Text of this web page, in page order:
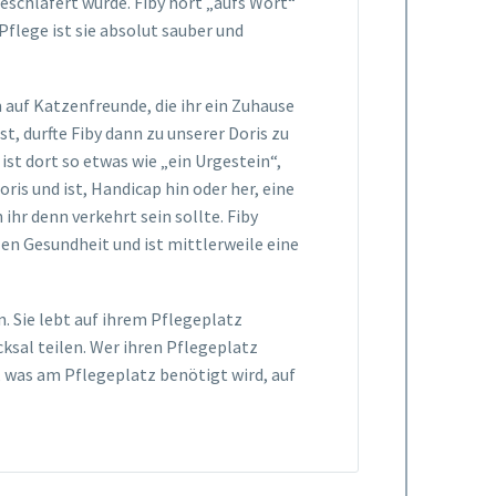
ist sie absolut sauber und
Katzenfreunde, die ihr ein Zuhause
durfte Fiby dann zu unserer Doris zu
dort so etwas wie „ein Urgestein“,
und ist, Handicap hin oder her, eine
ihr denn verkehrt sein sollte. Fiby
Gesundheit und ist mittlerweile eine
Sie lebt auf ihrem Pflegeplatz
teilen. Wer ihren Pflegeplatz
am Pflegeplatz benötigt wird, auf